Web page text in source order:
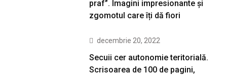
praf”. Imagini impresionante și
zgomotul care îți dă fiori
decembrie 20, 2022
Secuii cer autonomie teritorială.
Scrisoarea de 100 de pagini,